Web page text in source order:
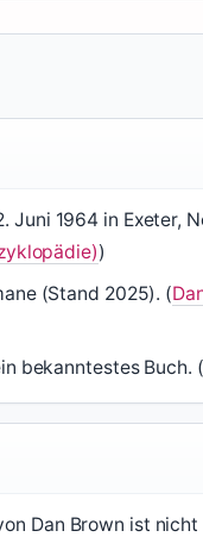
Juni 1964 in Exeter,
)
(Stand 2025). (
bekanntestes Buch. (
Dan Brown ist